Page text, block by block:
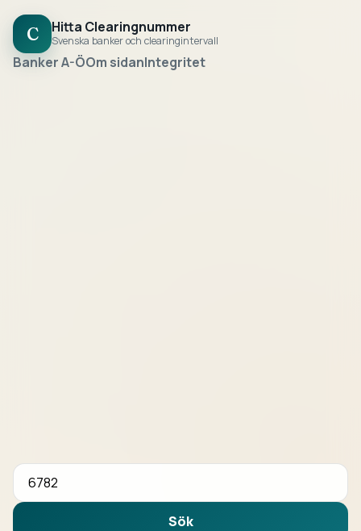
C Hitta Clearingnummer
Svenska banker och clearingintervall
Banker A-ÖOm sidanIntegritet
Sök bank eller clearingnummer
Sök